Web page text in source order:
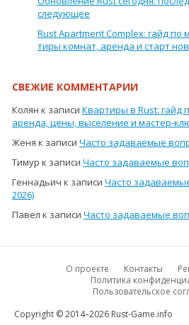
следующее
Rust Apartment Complex: гайд
тиры комнат, аренда и старт
СВЕЖИЕ КОММЕНТАРИИ
Колян к записи Квартиры в Rust: гайд
аренда, цены, выселение и мастер-
Женя к записи Часто задаваемые
Тимур к записи Часто задаваемые
Геннадьич к записи Часто
2026)
Павел к записи Часто задаваемые
О проекте Контакты
Политика
Пользовательское
Copyright © 2014–2026 Rust-Game.info